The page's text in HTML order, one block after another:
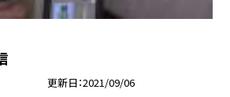
更新日 2021/09/06